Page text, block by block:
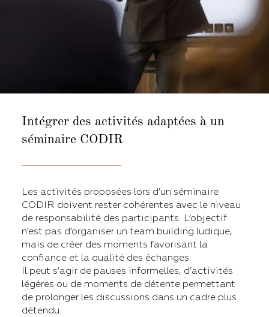
Intégrer des activités adaptées à un
séminaire CODIR
Les activités proposées lors d’un séminaire
CODIR doivent rester cohérentes avec le niveau
de responsabilité des participants. L’objectif
n’est pas d’organiser un team building ludique,
mais de créer des moments favorisant la
confiance et la qualité des échanges.
Il peut s’agir de pauses informelles, d’activités
légères ou de moments de détente permettant
de prolonger les discussions dans un cadre plus
détendu.